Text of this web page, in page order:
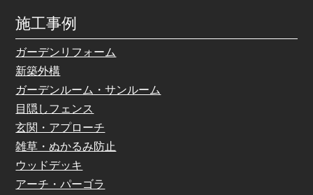
施工事例
ガーデンリフォーム
新築外構
ガーデンルーム・サンルーム
目隠しフェンス
玄関・アプローチ
雑草・ぬかるみ防止
ウッドデッキ
アーチ・パーゴラ